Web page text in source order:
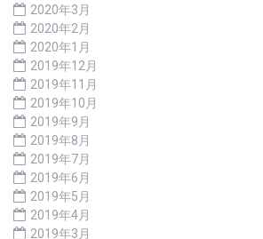
2020年3月
2020年2月
2020年1月
2019年12月
2019年11月
2019年10月
2019年9月
2019年8月
2019年7月
2019年6月
2019年5月
2019年4月
2019年3月